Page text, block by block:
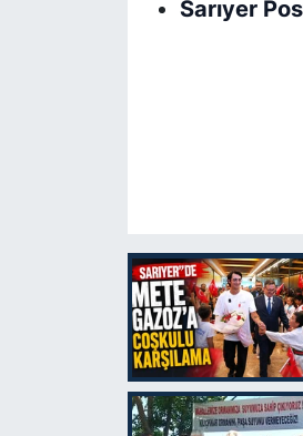
Sarıyer